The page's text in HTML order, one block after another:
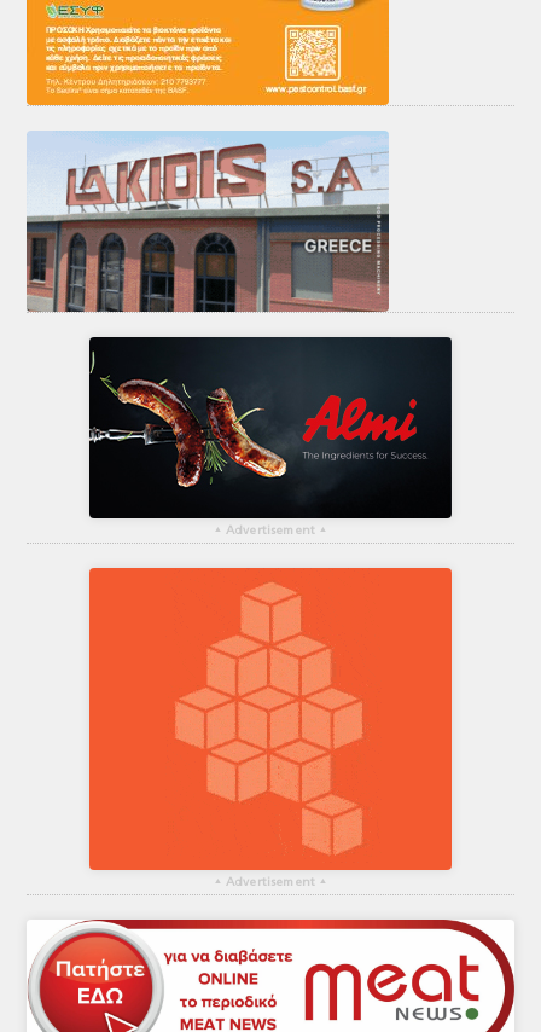
▴ Advertisement ▴
▴ Advertisement ▴